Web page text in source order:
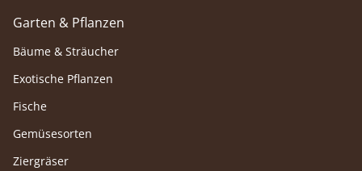
Garten & Pflanzen
Bäume & Sträucher
Exotische Pflanzen
Fische
Gemüsesorten
Ziergräser